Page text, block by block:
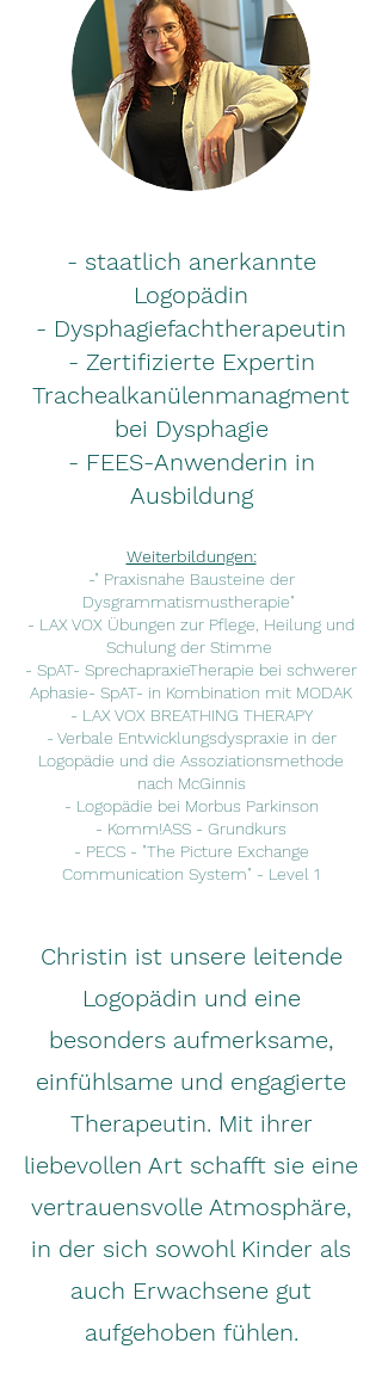
- staatlich anerkannte
Logopädin
- Dysphagiefachtherapeutin
- Zertifizierte Expertin
Trachealkanülenmanagment
bei Dysphagie
- FEES-Anwenderin in
Ausbildung
Weiterbildungen:
-" Praxisnahe Bausteine der
Dysgrammatismustherapie"
- LAX VOX Übungen zur Pflege, Heilung und
Schulung der Stimme
- SpAT- SprechapraxieTherapie bei schwerer
Aphasie- SpAT- in Kombination mit MODAK
- LAX VOX BREATHING THERAPY
- Verbale Entwicklungsdyspraxie in der
Logopädie und die Assoziationsmethode
nach McGinnis
- Logopädie bei Morbus Parkinson
- Komm!ASS - Grundkurs
- PECS - "The Picture Exchange
Communication System" - Level 1
Christin ist unsere leitende
Logopädin und eine
besonders aufmerksame,
einfühlsame und engagierte
Therapeutin. Mit ihrer
liebevollen Art schafft sie eine
vertrauensvolle Atmosphäre,
in der sich sowohl Kinder als
auch Erwachsene gut
aufgehoben fühlen.